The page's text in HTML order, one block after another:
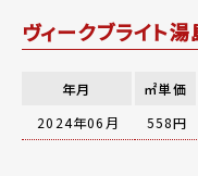
ヴィークブライト
年月 ㎡単価
2024年06月
558円